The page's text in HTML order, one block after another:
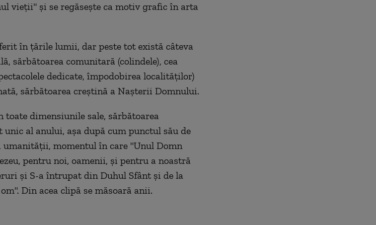
vieţii" şi se regăseşte ca motiv grafic în arta
în ţările lumii, dar peste tot există câteva
sărbătoarea comunitară (colindele), cea
dedicate, împodobirea localităţilor)
sărbătoarea creştină a Naşterii Domnului.
dimensiunile sale, sărbătoarea
al anului, aşa după cum punctul său de
momentul în care "Unul Domn
pentru noi, oamenii, şi pentru a noastră
şi S-a întrupat din Duhul Sfânt şi de la
Din acea clipă se măsoară anii.